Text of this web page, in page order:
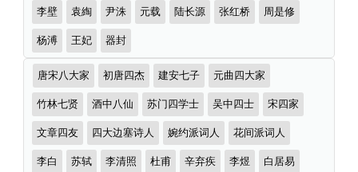
李壁 袁綯 尹洙 元载 陆长源 张红桥 周是修
杨溥 王妃 器封
诗
词
分
类
唐宋八大家 初唐四杰 建安七子 元曲四大家
竹林七贤 酒中八仙 苏门四学士 吴中四士 宋四家
文章四友 四大边塞诗人 婉约派词人 花间派词人
李白 苏轼 李清照 杜甫 辛弃疾 李煜 白居易